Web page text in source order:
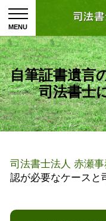
自筆証書遺言
司法書士
司法書士法人 赤瀬
認が必要なケースと